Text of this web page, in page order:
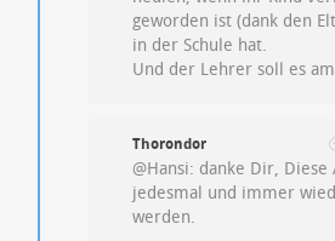
geworden ist (dank den
in der Schule hat.
Und der Lehrer soll es
Thorondor
@Hansi: danke Dir, Diese
jedesmal und immer
werden.